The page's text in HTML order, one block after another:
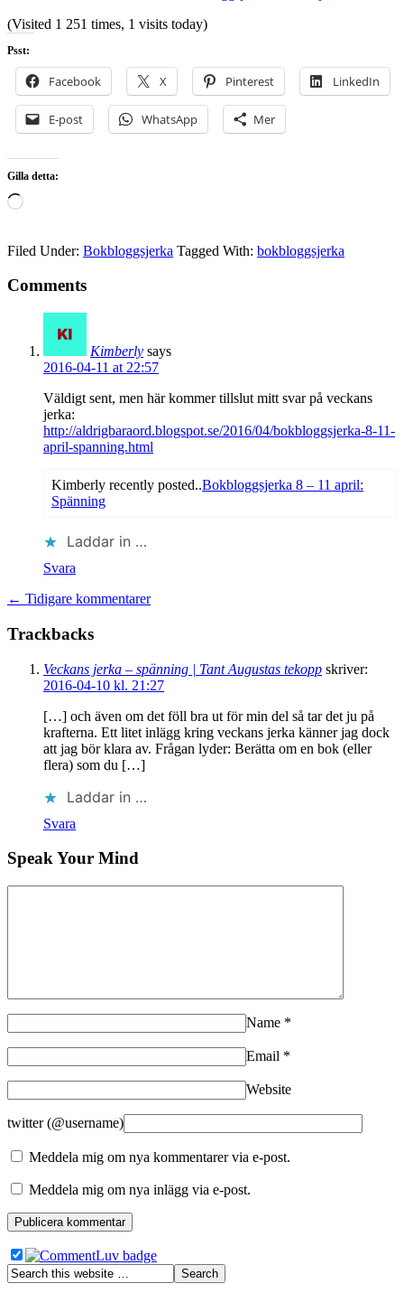
(Visited 1 251 times, 1 visits today)
Psst:
Facebook X Pinterest LinkedIn
E-post WhatsApp Mer
Gilla detta:
Laddar
Filed Under: Bokbloggsjerka Tagged With: bokbloggsjerka
Comments
Kimberly says
2016-04-11 at 22:57
Väldigt sent, men här kommer tillslut mitt svar på veckans
jerka:
http://aldrigbaraord.blogspot.se/2016/04/bokbloggsjerka-8-11-
april-spanning.html
Kimberly recently posted..Bokbloggsjerka 8 – 11 april:
Spänning
Laddar in …
Svara
← Tidigare kommentarer
Trackbacks
Veckans jerka – spänning | Tant Augustas tekopp skriver:
2016-04-10 kl. 21:27
[…] och även om det föll bra ut för min del så tar det ju på
krafterna. Ett litet inlägg kring veckans jerka känner jag dock
att jag bör klara av. Frågan lyder: Berätta om en bok (eller
flera) som du […]
Laddar in …
Svara
Speak Your Mind
Name *
Email *
Website
twitter (@username)
Meddela mig om nya kommentarer via e-post.
Meddela mig om nya inlägg via e-post.